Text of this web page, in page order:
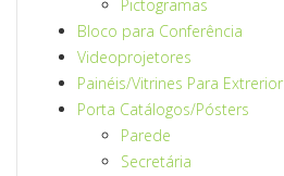
Pictogramas
Bloco para Conferência
Videoprojetores
Painéis/Vitrines Para Extrerior
Porta Catálogos/Pósters
Parede
Secretária